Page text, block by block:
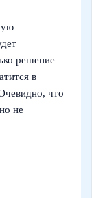
решение
в
что
не